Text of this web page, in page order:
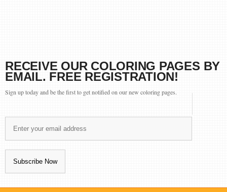
RECEIVE OUR COLORING PAGES BY
EMAIL. FREE REGISTRATION!
Sign up today and be the first to get notified on our new coloring pages.